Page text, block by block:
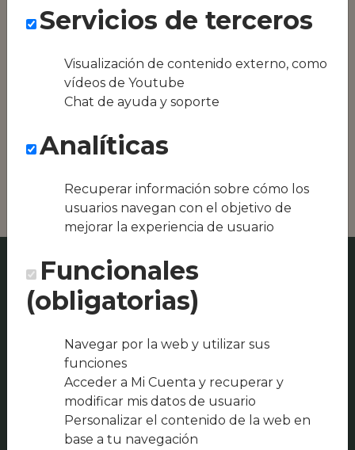
Panel de control
RR.HH
equipos híbridos
Conseguimos la
zona, como podría
ser La Terreta o Pur
Servicios de terceros
Visualización de contenido externo, como
vídeos de Youtube
Chat de ayuda y soporte
Analíticas
Recuperar información sobre cómo los
usuarios navegan con el objetivo de
mejorar la experiencia de usuario
Funcionales
(obligatorias)
Navegar por la web y utilizar sus
funciones
Acceder a Mi Cuenta y recuperar y
modificar mis datos de usuario
Personalizar el contenido de la web en
base a tu navegación